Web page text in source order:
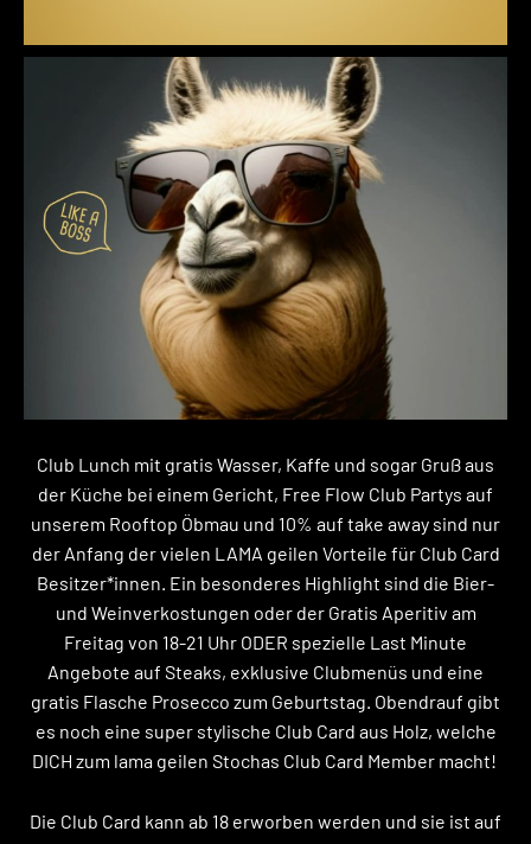
Club Lunch mit gratis Wasser, Kaffe und sogar Gruß aus
der Küche bei einem Gericht, Free Flow Club Partys auf
unserem Rooftop Öbmau und 10% auf take away sind nur
der Anfang der vielen LAMA geilen Vorteile für Club Card
Besitzer*innen. Ein besonderes Highlight sind die Bier-
und Weinverkostungen oder der Gratis Aperitiv am
Freitag von 18-21 Uhr ODER spezielle Last Minute
Angebote auf Steaks, exklusive Clubmenüs und eine
gratis Flasche Prosecco zum Geburtstag. Obendrauf gibt
es noch eine super stylische Club Card aus Holz, welche
DICH zum lama geilen Stochas Club Card Member macht!
Die Club Card kann ab 18 erworben werden und sie ist auf